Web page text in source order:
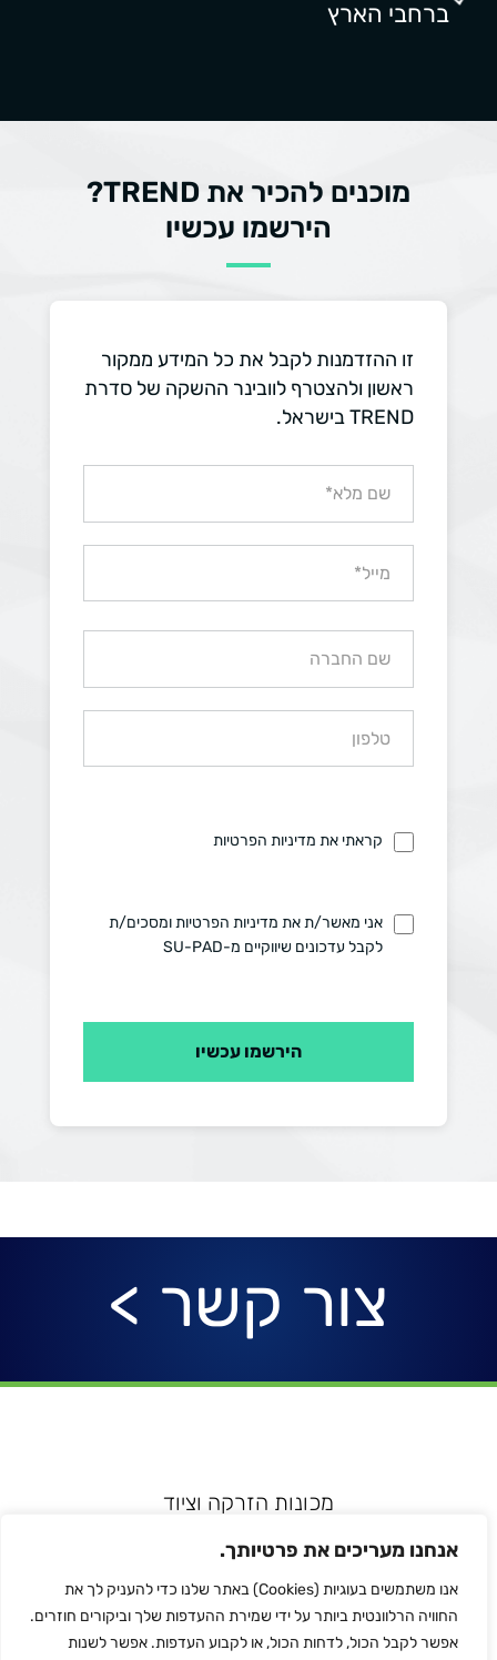
אנחנו מעריכים את פרטיותך.
אנו משתמשים בעוגיות (Cookies) באתר שלנו כדי להעניק לך את
החוויה הרלוונטית ביותר על ידי שמירת ההעדפות שלך וביקורים חוזרים.
אפשר לקבל הכול, לדחות הכול, או לקבוע העדפות. אפשר לשנות
ברחבי הארץ
מוכנים להכיר את TREND?
הירשמו עכשיו
זו ההזדמנות לקבל את כל המידע ממקור
ראשון ולהצטרף לוובינר ההשקה של סדרת
TREND בישראל.
קראתי את מדיניות הפרטיות
אני מאשר/ת את מדיניות הפרטיות ומסכים/ת
לקבל עדכונים שיווקיים מ-SU-PAD
צור קשר >
מכונות הזרקה וציוד
מדפסות תלת מימד
הלחמת פלסטיק
לכל המותגים
צור קשר